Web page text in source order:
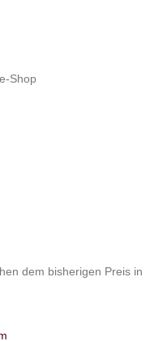
Shop
dem bisherigen Preis in